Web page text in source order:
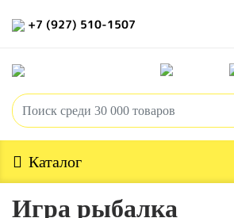
+7 (927) 510-1507
Каталог
Игра рыбалка